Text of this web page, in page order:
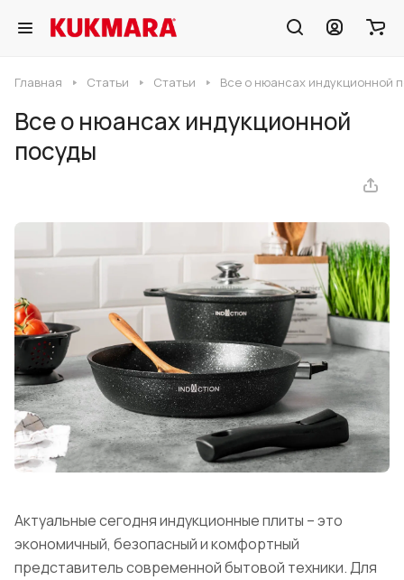
Главная Статьи Статьи Все о нюансах индукционной
Все о нюансах индукционной
посуды
Актуальные сегодня индукционные плиты – это
экономичный, безопасный и комфортный
представитель современной бытовой техники. Для